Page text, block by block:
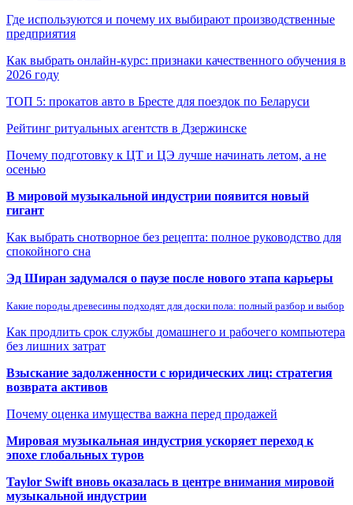
Где используются и почему их выбирают производственные
предприятия
Как выбрать онлайн-курс: признаки качественного обучения в
2026 году
ТОП 5: прокатов авто в Бресте для поездок по Беларуси
Рейтинг ритуальных агентств в Дзержинске
Почему подготовку к ЦТ и ЦЭ лучше начинать летом, а не
осенью
В мировой музыкальной индустрии появится новый
гигант
Как выбрать снотворное без рецепта: полное руководство для
спокойного сна
Эд Ширан задумался о паузе после нового этапа карьеры
Какие породы древесины подходят для доски пола: полный разбор и выбор
Как продлить срок службы домашнего и рабочего компьютера
без лишних затрат
Взыскание задолженности с юридических лиц: стратегия
возврата активов
Почему оценка имущества важна перед продажей
Мировая музыкальная индустрия ускоряет переход к
эпохе глобальных туров
Taylor Swift вновь оказалась в центре внимания мировой
музыкальной индустрии